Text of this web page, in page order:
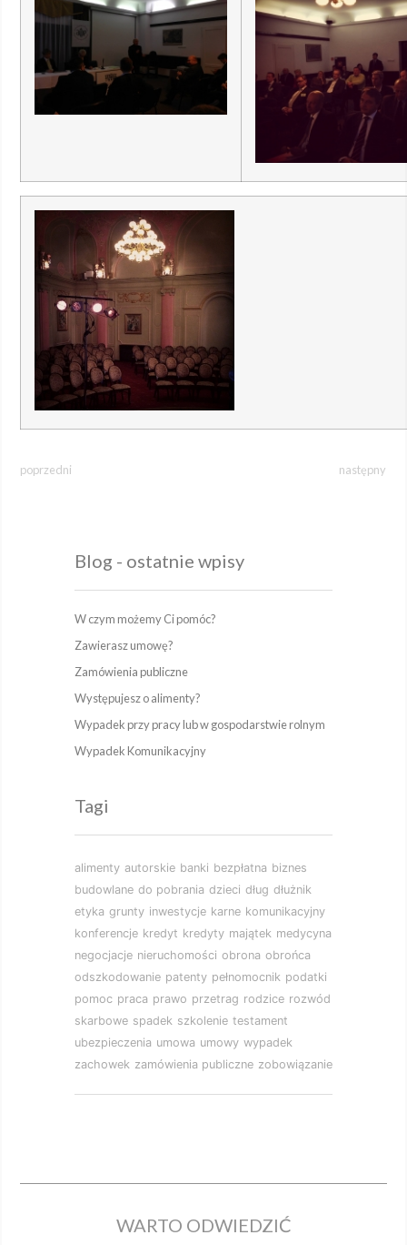
poprzedni następny
Blog - ostatnie wpisy
W czym możemy Ci pomóc?
Zawierasz umowę?
Zamówienia publiczne
Występujesz o alimenty?
Wypadek przy pracy lub w gospodarstwie rolnym
Wypadek Komunikacyjny
Tagi
alimenty autorskie banki bezpłatna biznes
budowlane do pobrania dzieci dług dłużnik
etyka grunty inwestycje karne komunikacyjny
konferencje kredyt kredyty majątek medycyna
negocjacje nieruchomości obrona obrońca
odszkodowanie patenty pełnomocnik podatki
pomoc praca prawo przetrag rodzice rozwód
skarbowe spadek szkolenie testament
ubezpieczenia umowa umowy wypadek
zachowek zamówienia publiczne zobowiązanie
WARTO ODWIEDZIĆ